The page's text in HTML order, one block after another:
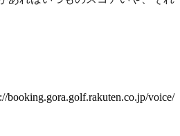
booking.gora.golf.rakuten.co.jp/voice/